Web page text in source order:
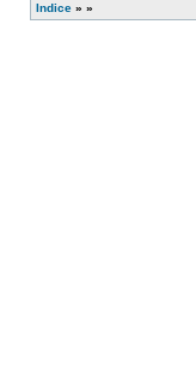
Indice » »